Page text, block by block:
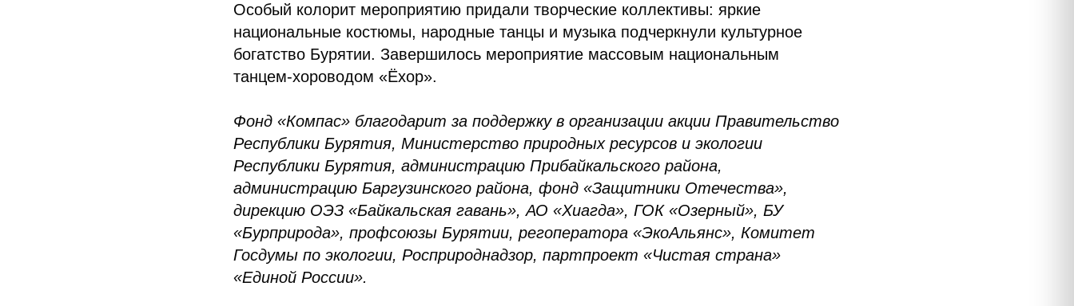
Особый колорит мероприятию придали творческие коллективы: яркие
национальные костюмы, народные танцы и музыка подчеркнули культурное
богатство Бурятии. Завершилось мероприятие массовым национальным
танцем-хороводом «Ёхор».
Фонд «Компас» благодарит за поддержку в организации акции Правительство
Республики Бурятия, Министерство природных ресурсов и экологии
Республики Бурятия, администрацию Прибайкальского района,
администрацию Баргузинского района, фонд «Защитники Отечества»,
дирекцию ОЭЗ «Байкальская гавань», АО «Хиагда», ГОК «Озерный», БУ
«Бурприрода», профсоюзы Бурятии, регоператора «ЭкоАльянс», Комитет
Госдумы по экологии, Росприроднадзор, партпроект «Чистая страна»
«Единой России».